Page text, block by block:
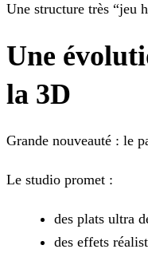
Une structure très “jeu
Une
la 3D
Grande nouveauté : le
Le studio promet :
des plats ultra
des effets